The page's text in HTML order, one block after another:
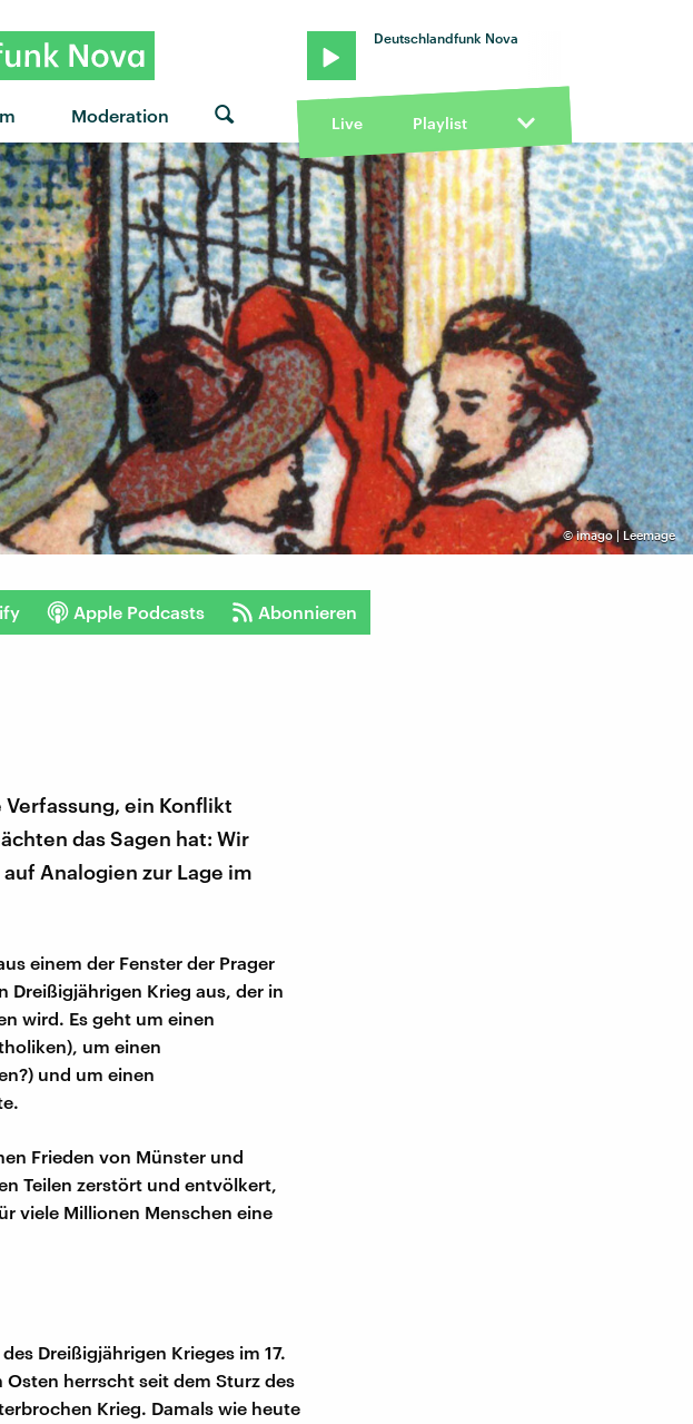
Moderation
Deutschlandfunk Nova
"GO GO GO" von Jorja Smith · "GO GO GO" von Jorja Smith · "GO GO GO" von Jorja Smith
Live Playlist
©imago | Leemage
Apple Podcasts Abonnieren
ein Konflikt
das Sagen hat: Wir
Analogien zur Lage im
einem der Fenster der Prager
Dreißigjährigen Krieg aus, der in
wird. Es geht um einen
um einen
und um einen
Frieden von Münster und
Teilen zerstört und entvölkert,
viele Millionen Menschen eine
Dreißigjährigen Krieges im 17.
herrscht seit dem Sturz des
Krieg. Damals wie heute